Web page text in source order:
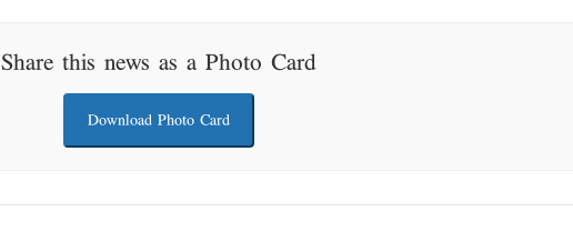
Share this news as a Photo Card
Download Photo Card